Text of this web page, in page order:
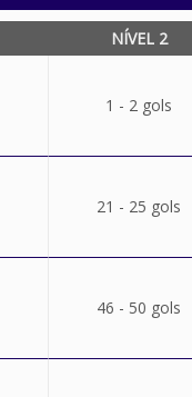
NÍVEL 2
1 - 2 gols
21 - 25 gols
46 - 50 gols